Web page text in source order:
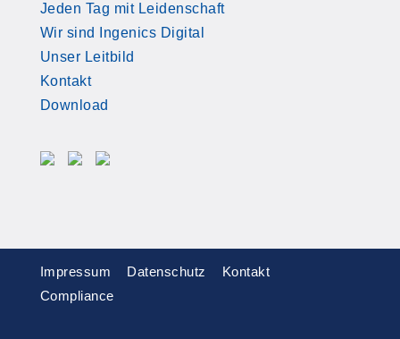
Jeden Tag mit Leidenschaft
Wir sind Ingenics Digital
Unser Leitbild
Kontakt
Download
Impressum Datenschutz
Kontakt
Compliance